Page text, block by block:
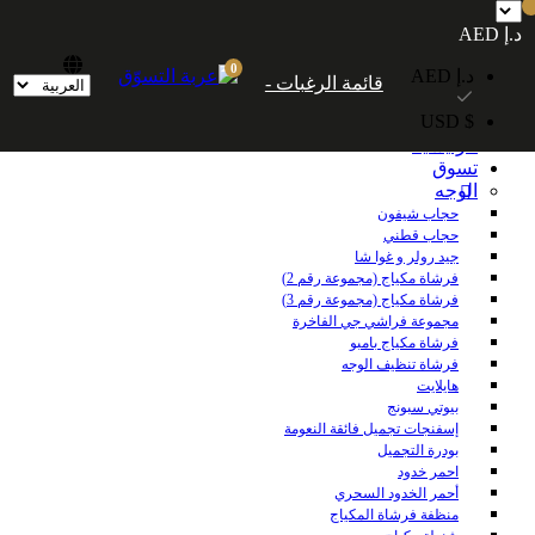
درهمًا إماراتيًا. شحن مجاني عالميًا للطلبات التي تزيد قيمتها عن 600 درهم إماراتي.
تسوق
الوجه
حجاب شيفون
حجاب قطني
جيد رولر و غوا شا
فرشاة مكياج (مجموعة رقم 2)
فرشاة مكياج (مجموعة رقم 3)
مجموعة فراشي جي الفاخرة
فرشاة مكياج بامبو
فرشاة تنظيف الوجه
هايلايت
بيوتي سبونج
إسفنجات تجميل فائقة النعومة
بودرة التجميل
احمر خدود
أحمر الخدود السحري
منظفة فرشاة المكياج
د.إ AED
د.إ AED
$ USD
قائمة الرغبات -
0